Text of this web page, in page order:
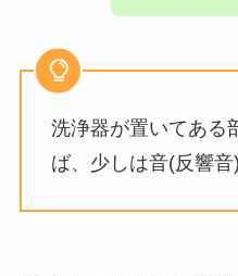
洗浄器が置いてある
ば、少しは音(反響音